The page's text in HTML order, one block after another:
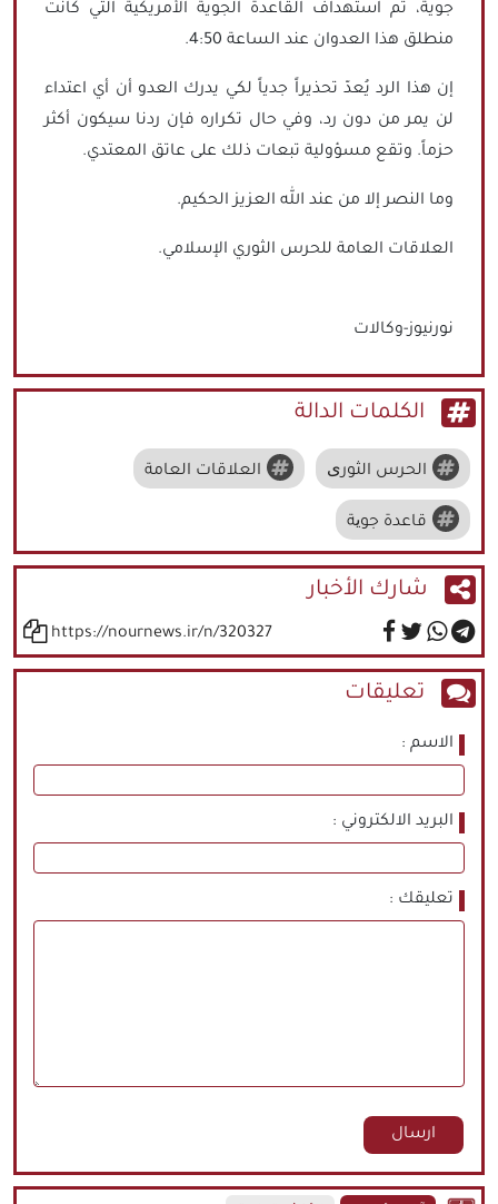
جوية، تم استهداف القاعدة الجوية الأمريكية التي كانت
منطلق هذا العدوان عند الساعة 4:50.
إن هذا الرد يُعدّ تحذيراً جدياً لكي يدرك العدو أن أي اعتداء
لن يمر من دون رد، وفي حال تكراره فإن ردنا سيكون أكثر
حزماً. وتقع مسؤولية تبعات ذلك على عاتق المعتدي.
وما النصر إلا من عند الله العزيز الحكيم.
العلاقات العامة للحرس الثوري الإسلامي.
نورنيوز-وكالات
الكلمات الدالة
الحرس الثوری العلاقات العامة
قاعدة جویة
شارك الأخبار
https://nournews.ir/n/320327
تعليقات
الاسم
البريد الالكتروني
تعليقك